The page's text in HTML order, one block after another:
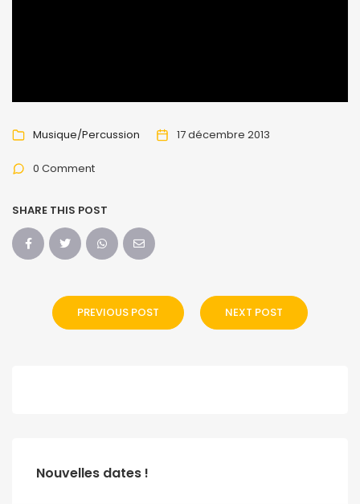
Musique/Percussion 17 décembre 2013
0 Comment
SHARE THIS POST
PREVIOUS POST NEXT POST
Nouvelles dates !